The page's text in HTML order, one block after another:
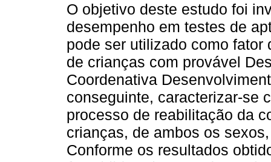
O objetivo deste estudo foi
desempenho em testes de
pode ser utilizado como fator
de crianças com provável
Coordenativa
conseguinte, caracterizar-se
processo de reabilitação da
crianças, de ambos os
Conforme os resultados